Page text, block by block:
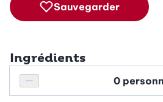
Sauvegarder
Ingrédients
Réduire le nombre de personnes
Personnes